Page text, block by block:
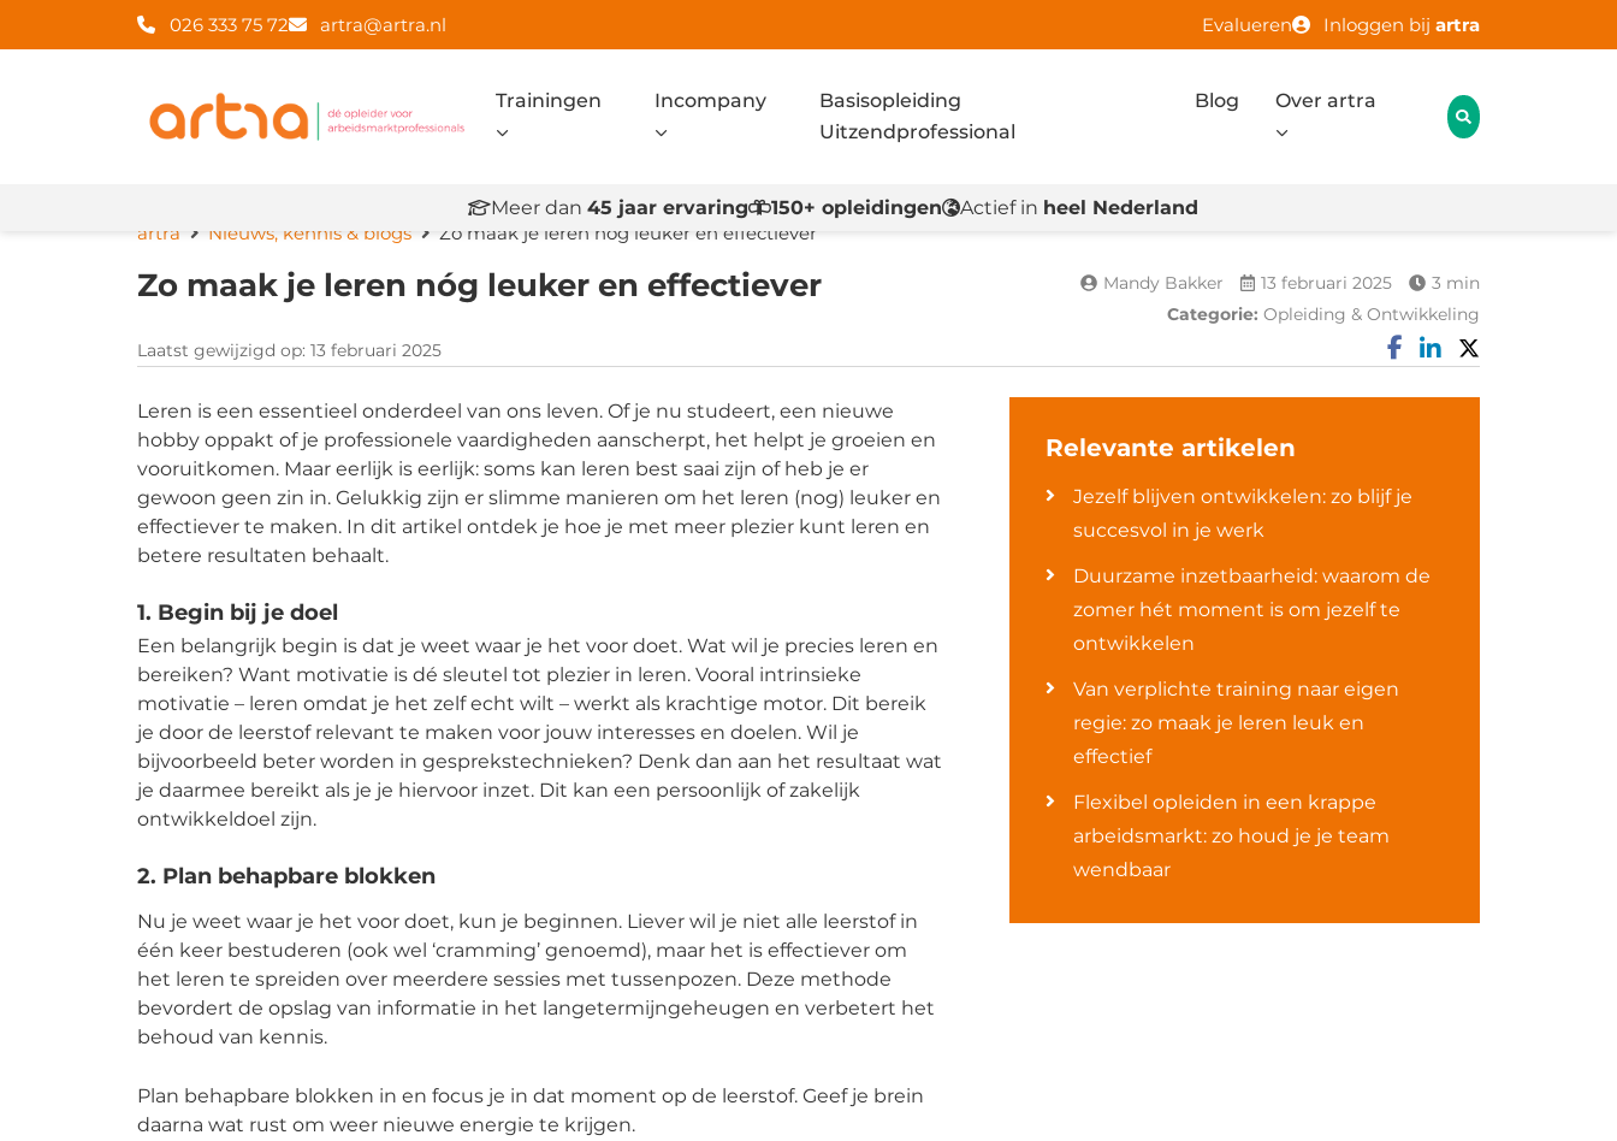
026 333 75 72 artra@artra.nl Evalueren Inloggen bij artra
Trainingen Incompany
Basisopleiding
Uitzendprofessional
Blog Over artra
Meer dan 45 jaar ervaring 150+ opleidingen Actief in heel Nederland
artra
Nieuws, kennis & blogs Zo maak je leren nóg leuker en effectiever
Zo maak je leren nóg leuker en effectiever Mandy Bakker 13 februari 2025
3 min
Categorie: Opleiding & Ontwikkeling
Laatst gewijzigd op: 13 februari 2025
Leren is een essentieel onderdeel van ons leven. Of je nu studeert, een nieuwe
hobby oppakt of je professionele vaardigheden aanscherpt, het helpt je groeien en
vooruitkomen. Maar eerlijk is eerlijk: soms kan leren best saai zijn of heb je er
gewoon geen zin in. Gelukkig zijn er slimme manieren om het leren (nog) leuker en
effectiever te maken. In dit artikel ontdek je hoe je met meer plezier kunt leren en
betere resultaten behaalt.
1. Begin bij je doel
Een belangrijk begin is dat je weet waar je het voor doet. Wat wil je precies leren en
bereiken? Want motivatie is dé sleutel tot plezier in leren. Vooral intrinsieke
motivatie – leren omdat je het zelf echt wilt – werkt als krachtige motor. Dit bereik
je door de leerstof relevant te maken voor jouw interesses en doelen. Wil je
bijvoorbeeld beter worden in gesprekstechnieken? Denk dan aan het resultaat wat
je daarmee bereikt als je je hiervoor inzet. Dit kan een persoonlijk of zakelijk
ontwikkeldoel zijn.
2. Plan behapbare blokken
Nu je weet waar je het voor doet, kun je beginnen. Liever wil je niet alle leerstof in
één keer bestuderen (ook wel ‘cramming’ genoemd), maar het is effectiever om
het leren te spreiden over meerdere sessies met tussenpozen. Deze methode
bevordert de opslag van informatie in het langetermijngeheugen en verbetert het
behoud van kennis.
Plan behapbare blokken in en focus je in dat moment op de leerstof. Geef je brein
daarna wat rust om weer nieuwe energie te krijgen.
Relevante artikelen
Jezelf blijven ontwikkelen: zo blijf je
succesvol in je werk
Duurzame inzetbaarheid: waarom de
zomer hét moment is om jezelf te
ontwikkelen
Van verplichte training naar eigen
regie: zo maak je leren leuk en
effectief
Flexibel opleiden in een krappe
arbeidsmarkt: zo houd je je team
wendbaar